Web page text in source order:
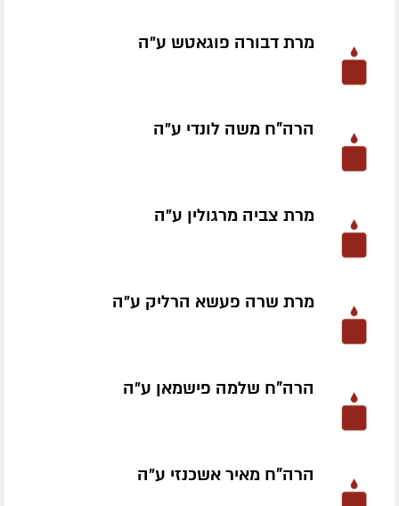
מרת דבורה פוגאטש ע״ה
הרה"ח משה לונדי ע״ה
מרת צביה מרגולין ע״ה
מרת שרה פעשא הרליק ע״ה
הרה"ח שלמה פישמאן ע״ה
הרה"ח מאיר אשכנזי ע״ה